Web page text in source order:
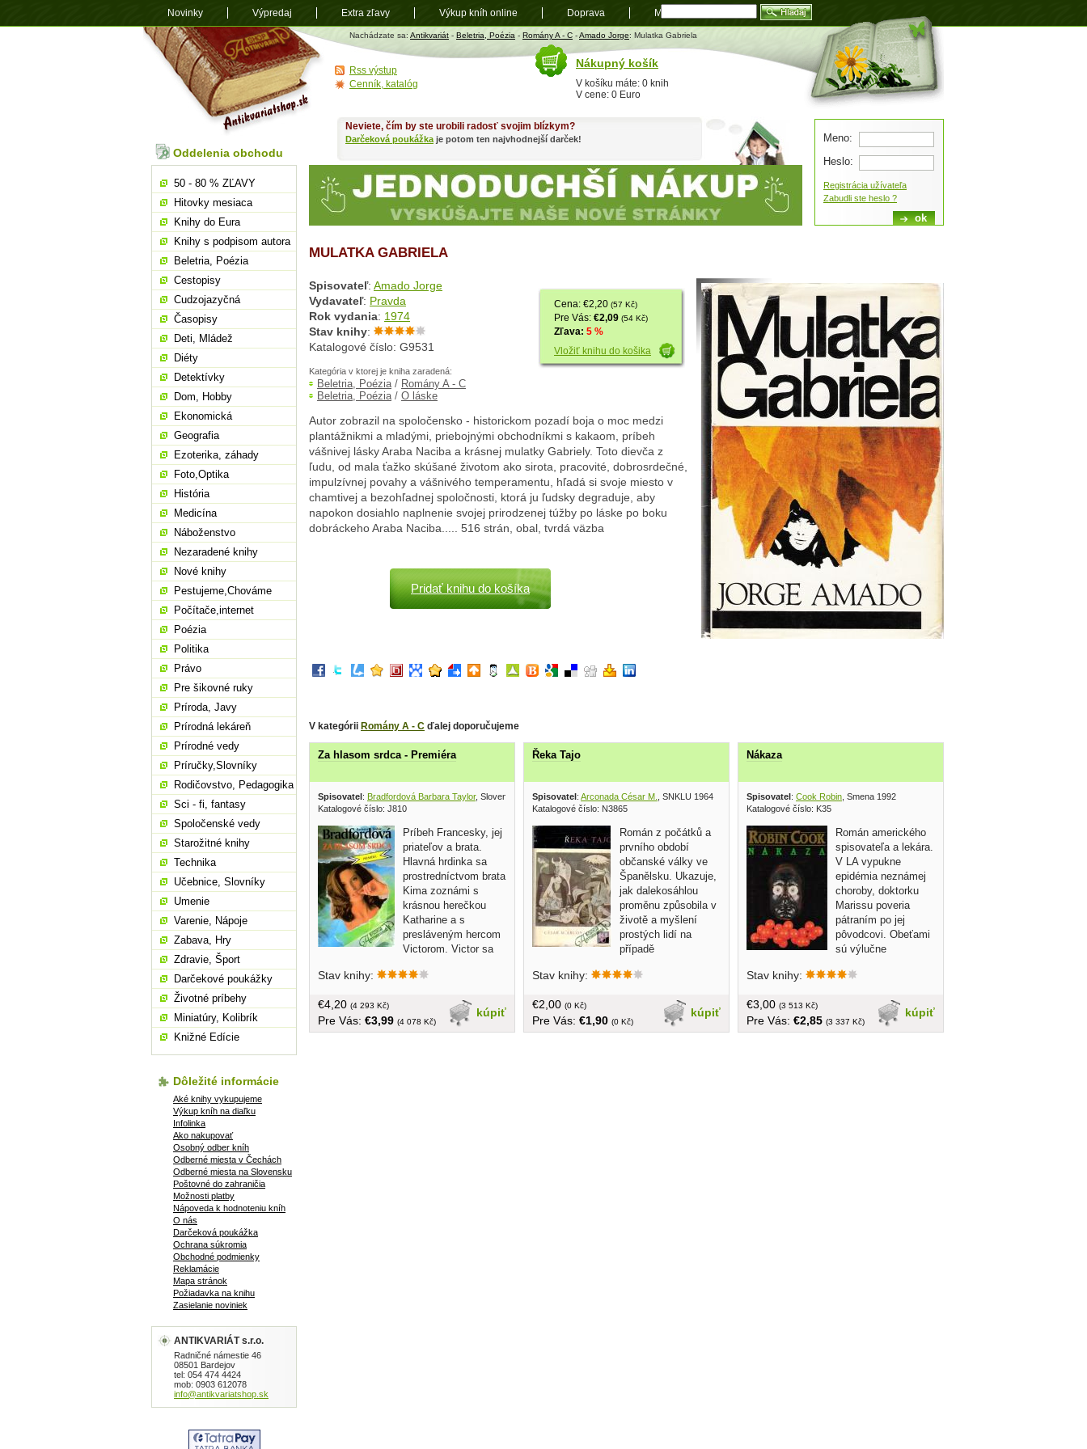
Antikvariát
shop.sk
Nachádzate sa: Antikvariát - Beletria, Poézia - Romány A - C -Amado Jorge: Mulatka Gabriela
MULATKA GABRIELA
Cena: €2,20 (57 Kč)
Pre Vás: €2,09 (54 Kč)
Zľava: 5 %
Vložiť knihu do košika
Spisovateľ: Amado Jorge
Vydavateľ: Pravda
Rok vydania: 1974
Stav knihy:
Katalogové číslo: G9531
Kategória v ktorej je kniha zaradená:
Beletria, Poézia/ Romány A - C
Beletria, Poézia/ O láske
Autor zobrazil na spoločensko - historickom pozadí boja o moc medzi
plantážnikmi a mladými, priebojnými obchodníkmi s kakaom, príbeh
vášnivej lásky Araba Naciba a krásnej mulatky Gabriely. Toto dievča z
ľudu, od mala ťažko skúšané životom ako sirota, pracovité, dobrosrdečné,
impulzívnej povahy a vášnivého temperamentu, hľadá si svoje miesto v
chamtivej a bezohľadnej spoločnosti, ktorá ju ľudsky degraduje, aby
napokon dosiahlo naplnenie svojej prirodzenej túžby po láske po boku
dobráckeho Araba Naciba..... 516 strán, obal, tvrdá väzba
Pridať knihu do košíka
V kategórii Romány A - C ďalej doporučujeme
Za hlasom srdca - Premiéra
Spisovatel: Bradfordová Barbara Taylor, Slovenský spisovateľ 1995
Katalogové číslo: J810
Príbeh Francesky, jej
priateľov a brata.
Hlavná hrdinka sa
prostredníctvom brata
Kima zoznámi s
krásnou herečkou
Katharine a s
presláveným hercom
Victorom. Victor sa
pripravovaného filmu zámok
330 strán
Stav knihy:
kúpiť
€4,20 (4 293 Kč)
Pre Vás: €3,99 (4 078 Kč)
Řeka Tajo
Spisovatel: Arconada César M.
, SNKLU 1964
Katalogové číslo: N3865
Román z počátků a
prvního období
občanské války ve
Španělsku. Ukazuje,
jak dalekosáhlou
proměnu způsobila v
životě a myšlení
prostých lidí na
případě
se nestarajícího pastýře, který
a hrůzu fašismu a spolu se svými
přáteli se proti němu staví se zbraní v
ruce... v češtine, obal, tvrdá väzba, 303
Stav knihy:
kúpiť
€2,00 (0 Kč)
Pre Vás: €1,90 (0 Kč)
Nákaza
Spisovatel: Cook Robin , Smena 1992
Katalogové číslo: K35
Román amerického
spisovateľa a lekára.
V LA vypukne
epidémia neznámej
choroby, doktorku
Marissu poveria
pátraním po jej
pôvodcovi. Obeťami
sú výlučne
pacienti kliník, ktoré poskytujú
opotrebovaný, tvrdá väzba, 242 strán
Stav knihy:
kúpiť
€3,00 (3 513 Kč)
Pre Vás: €2,85 (3 337 Kč)
Neviete, čím by ste urobili radosť svojim blízkym?
Darčeková poukážka je potom ten najvhodnejší darček!
Oddelenia obchodu
50 - 80 % ZĽAVY
Hitovky mesiaca
Knihy do Eura
Knihy s podpisom autora
Beletria, Poézia
Cestopisy
Cudzojazyčná
Časopisy
Deti, Mládež
Diéty
Detektívky
Dom, Hobby
Ekonomická
Geografia
Ezoterika, záhady
Foto,Optika
História
Medicína
Náboženstvo
Nezaradené knihy
Nové knihy
Pestujeme,Chováme
Počítače,internet
Poézia
Politika
Právo
Pre šikovné ruky
Príroda, Javy
Prírodná lekáreň
Prírodné vedy
Príručky,Slovníky
Rodičovstvo, Pedagogika
Sci - fi, fantasy
Spoločenské vedy
Starožitné knihy
Technika
Učebnice, Slovníky
Umenie
Varenie, Nápoje
Zabava, Hry
Zdravie, Šport
Darčekové poukážky
Životné príbehy
Miniatúry, Kolibrík
Knižné Edície
Dôležité informácie
Aké knihy vykupujeme
Výkup kníh na diaľku
Infolinka
Ako nakupovať
Osobný odber kníh
Odberné miesta v Čechách
Odberné miesta na Slovensku
Poštovné do zahraničia
Možnosti platby
Nápoveda k hodnoteniu kníh
O nás
Darčeková poukážka
Ochrana súkromia
Obchodné podmienky
Reklamácie
Mapa stránok
Požiadavka na knihu
Zasielanie noviniek
ANTIKVARIÁT s.r.o.
Radničné námestie 46
08501 Bardejov
tel: 054 474 4424
mob: 0903 612078
info@antikvariatshop.sk
Meno:
Heslo:
Registrácia užívateľa
Zabudli ste heslo ?
Nákupný košík
V košíku máte: 0 knih
V cene: 0 Euro
Rss výstup
Cenník, katalóg
Novinky Výpredaj Extra zľavy Výkup kníh online Doprava Mapa